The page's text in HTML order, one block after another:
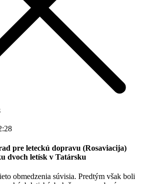
pre leteckú dopravu (Rosaviacija)
dvoch letísk v Tatársku
obmedzenia súvisia. Predtým však boli